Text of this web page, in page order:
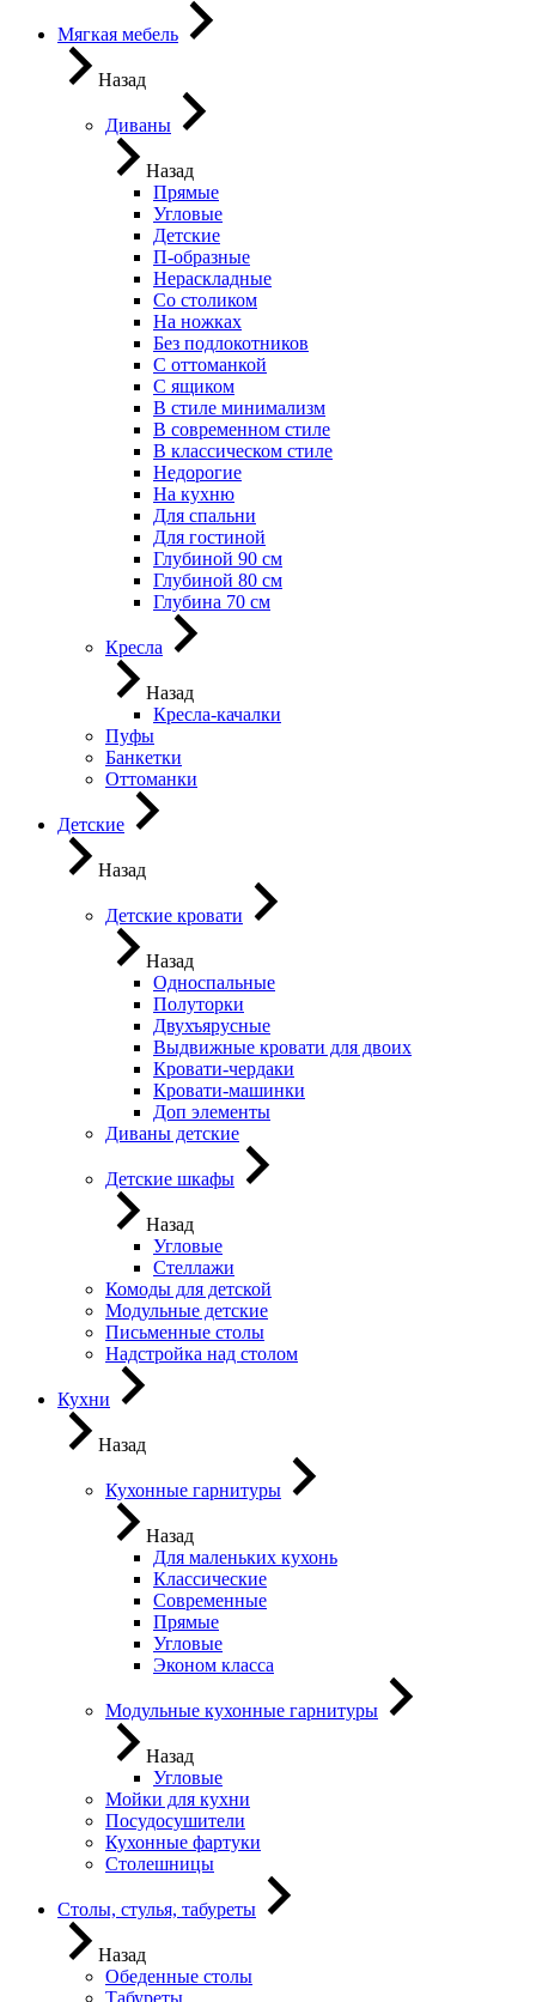
Мягкая мебель
Назад
Диваны
Назад
Прямые
Угловые
Детские
П-образные
Нераскладные
Со столиком
На ножках
Без подлокотников
С оттоманкой
С ящиком
В стиле минимализм
В современном стиле
В классическом стиле
Недорогие
На кухню
Для спальни
Для гостиной
Глубиной 90 см
Глубиной 80 см
Глубина 70 см
Кресла
Назад
Кресла-качалки
Пуфы
Банкетки
Оттоманки
Детские
Назад
Детские кровати
Назад
Односпальные
Полуторки
Двухъярусные
Выдвижные кровати для двоих
Кровати-чердаки
Кровати-машинки
Доп элементы
Диваны детские
Детские шкафы
Назад
Угловые
Стеллажи
Комоды для детской
Модульные детские
Письменные столы
Надстройка над столом
Кухни
Назад
Кухонные гарнитуры
Назад
Для маленьких кухонь
Классические
Современные
Прямые
Угловые
Эконом класса
Модульные кухонные гарнитуры
Назад
Угловые
Мойки для кухни
Посудосушители
Кухонные фартуки
Столешницы
Столы, стулья, табуреты
Назад
Обеденные столы
Табуреты